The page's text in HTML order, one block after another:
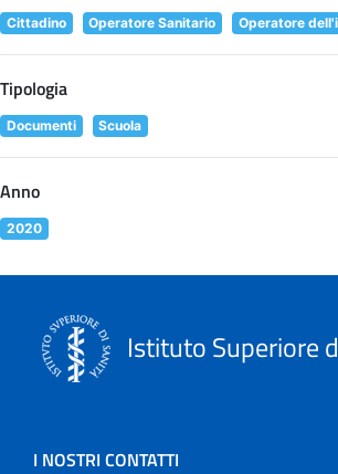
Cittadino Operatore Sanitario Operatore
Tipologia
Documenti Scuola
Anno
2020
Istituto Superiore
I NOSTRI CONTATTI